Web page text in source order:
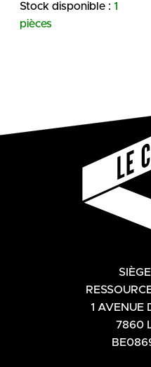
Stock disponible : 1
pièces
1 AVENUE
7860